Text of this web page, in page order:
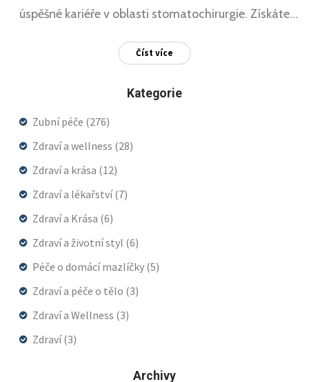
úspěšné kariéře v oblasti stomatochirurgie. Získáte
neustálého vzdělávání v této dynamicky se vyvíjející
Číst více
Kategorie
Zubní péče (276)
Zdraví a wellness (28)
Zdraví a krása (12)
Zdraví a lékařství(7)
Zdraví a Krása (6)
Zdraví a životní styl (6)
Péče o domácí mazlíčky (5)
Zdraví a péče o tělo (3)
Zdraví a Wellness (3)
Zdraví(3)
Archivy